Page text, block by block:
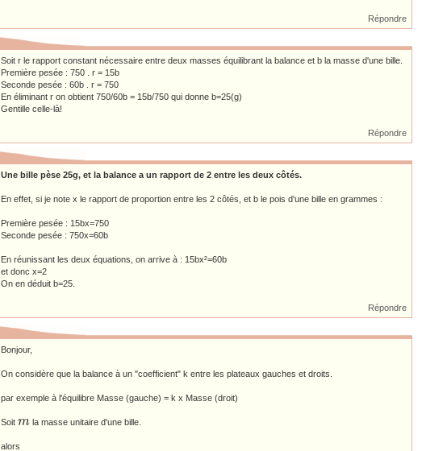
Répondre
Soit r le rapport constant nécessaire entre deux masses équilibrant la balance et b la masse d'une bille.
Première pesée : 750 . r = 15b
Seconde pesée : 60b . r = 750
En éliminant r on obtient 750/60b = 15b/750 qui donne b=25(g)
Gentille celle-là!
Répondre
Une bille pèse 25g, et la balance a un rapport de 2 entre les deux côtés.
En effet, si je note x le rapport de proportion entre les 2 côtés, et b le pois d'une bille en grammes :
Première pesée : 15bx=750
Seconde pesée : 750x=60b
En réunissant les deux équations, on arrive à : 15bx²=60b
et donc x=2
On en déduit b=25.
Répondre
Bonjour,
On considère que la balance à un "coefficient" k entre les plateaux gauches et droits.
par exemple à l'équilibre Masse (gauche) = k x Masse (droit)
Soit m
m la masse unitaire d'une bille.
alors